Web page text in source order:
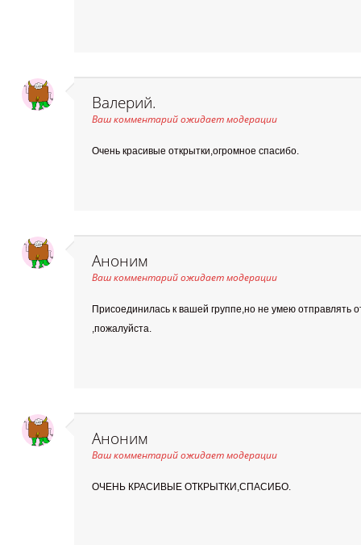
Валерий.
Ваш комментарий ожидает модерации
Очень красивые открытки,огромное спасибо.
Аноним
Ваш комментарий ожидает модерации
Присоединилась к вашей группе,но не умею отправлять
,пожалуйста.
Аноним
Ваш комментарий ожидает модерации
ОЧЕНЬ КРАСИВЫЕ ОТКРЫТКИ,СПАСИБО.